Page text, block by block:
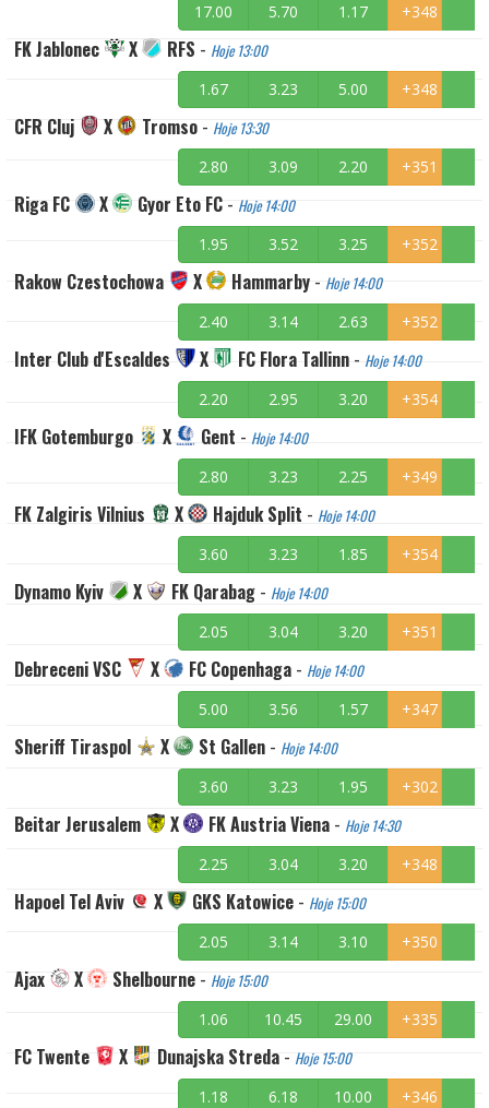
17.00 5.70 1.17 +348
FK Jablonec X RFS - Hoje 13:00
1.67 3.23 5.00 +348
CFR Cluj X Tromso - Hoje 13:30
2.80 3.09 2.20 +351
Riga FC X Gyor Eto FC - Hoje 14:00
1.95 3.52 3.25 +352
Rakow Czestochowa X Hammarby - Hoje 14:00
2.40 3.14 2.63 +352
Inter Club d'Escaldes X FC Flora Tallinn - Hoje 14:00
2.20 2.95 3.20 +354
IFK Gotemburgo X Gent - Hoje 14:00
2.80 3.23 2.25 +349
FK Zalgiris Vilnius X Hajduk Split - Hoje 14:00
3.60 3.23 1.85 +354
Dynamo Kyiv X FK Qarabag - Hoje 14:00
2.05 3.04 3.20 +351
Debreceni VSC X FC Copenhaga - Hoje 14:00
5.00 3.56 1.57 +347
Sheriff Tiraspol X St Gallen - Hoje 14:00
3.60 3.23 1.95 +302
Beitar Jerusalem X FK Austria Viena - Hoje 14:30
2.25 3.04 3.20 +348
Hapoel Tel Aviv X GKS Katowice - Hoje 15:00
2.05 3.14 3.10 +350
Ajax X Shelbourne - Hoje 15:00
1.06 10.45 29.00 +335
FC Twente X Dunajska Streda - Hoje 15:00
1.18 6.18 10.00 +346